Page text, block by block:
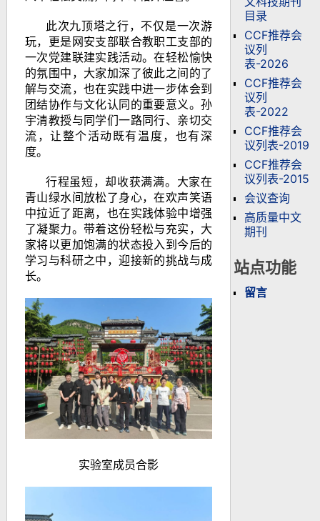
此次九顶塔之行，不仅是一次游
玩，更是网安支部联合教职工支部的
一次党建联建实践活动。在轻松愉快
的氛围中，大家加深了彼此之间的了
解与交流，也在实践中进一步体会到
团结协作与文化认同的重要意义。孙
宇清教授与同学们一路同行、亲切交
流，让整个活动既有温度，也有深
度。
行程虽短，却收获满满。大家在
青山绿水间放松了身心，在欢声笑语
中拉近了距离，也在实践体验中增强
了凝聚力。带着这份轻松与充实，大
家将以更加饱满的状态投入到今后的
学习与科研之中，迎接新的挑战与成
长。
实验室成员合影
目录
CCF推荐会
议列
表-2026
CCF推荐会
议列
表-2022
CCF推荐会
议列表-2019
CCF推荐会
议列表-2015
会议查询
高质量中文
期刊
站点功能
留言